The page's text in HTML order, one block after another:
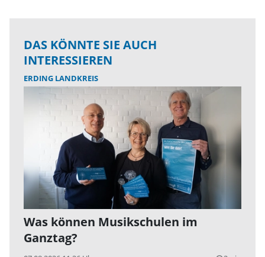
DAS KÖNNTE SIE AUCH
INTERESSIEREN
ERDING LANDKREIS
Was können Musikschulen im
Ganztag?